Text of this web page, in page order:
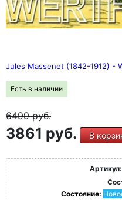
Jules Massenet (1842-1912) -
Есть в наличии
6499руб.
3861 руб. В
Артикул:
Состояние: